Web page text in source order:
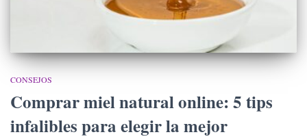
CONSEJOS
Comprar miel natural online: 5 tips
infalibles para elegir la mejor